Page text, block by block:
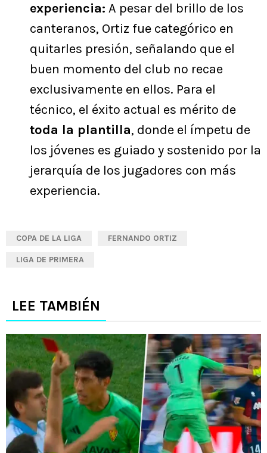
experiencia: A pesar del brillo de los
canteranos, Ortiz fue categórico en
quitarles presión, señalando que el
buen momento del club no recae
exclusivamente en ellos. Para el
técnico, el éxito actual es mérito de
toda la plantilla, donde el ímpetu de
los jóvenes es guiado y sostenido por la
jerarquía de los jugadores con más
experiencia.
COPA DE LA LIGA FERNANDO ORTIZ
LIGA DE PRIMERA
LEE TAMBIÉN